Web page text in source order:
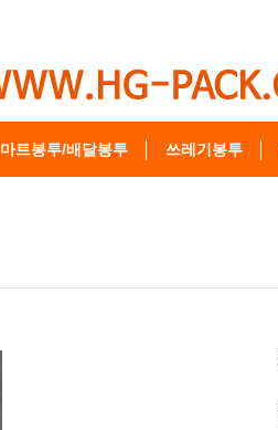
마트봉투/배달봉투 쓰레기봉투